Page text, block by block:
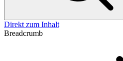
Direkt zum Inhalt
Breadcrumb